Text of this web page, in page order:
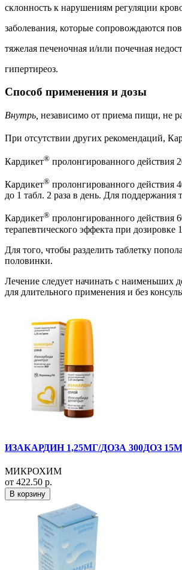
склонность к нарушениям регуляции
заболевания, которые сопровождаются
тяжелая печеночная и/или почечная
гипертиреоз.
Способ применения и дозы
Внутрь, независимо от приема пищи, не
При отсутствии других рекомендаций,
Кардикет® пролонгированного действия
Кардикет® пролонгированного действия
до 1 табл. 2 раза в день. Для поддержания
Кардикет® пролонгированного действия
терапевтического эффекта при дозировке
Для того, чтобы разделить таблетку
половинки.
Лечение следует начинать с наименьших
для длительного применения и без
ИЗАКАРДИН 1,25МГ/ДОЗА 300ДОЗ
МИКРОХИМ
от 422.50 р.
В корзину